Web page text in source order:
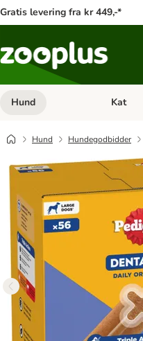
Gratis levering fra kr 449,-*
Hund Åben
Kat
Hund Hundegodbidder